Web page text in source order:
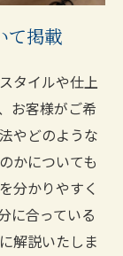
て掲載
タイルや仕上
お客様がご希
やどのような
かについても
分かりやすく
に合っている
解説いたしま